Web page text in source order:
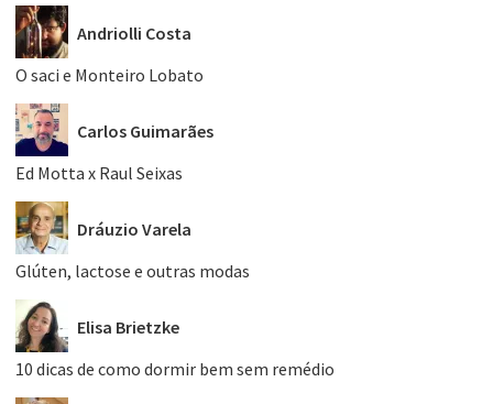
Andriolli Costa
O saci e Monteiro Lobato
Carlos Guimarães
Ed Motta x Raul Seixas
Dráuzio Varela
Glúten, lactose e outras modas
Elisa Brietzke
10 dicas de como dormir bem sem remédio